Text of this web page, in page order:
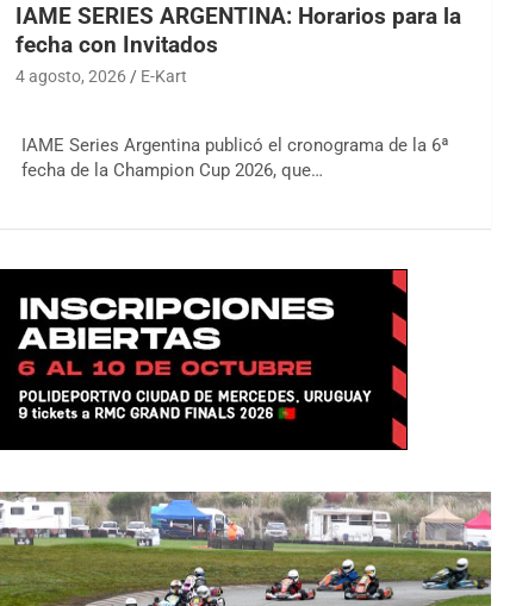
IAME SERIES ARGENTINA: Horarios para la
fecha con Invitados
4 agosto, 2026 E-Kart
IAME Series Argentina publicó el cronograma de la 6ª
fecha de la Champion Cup 2026, que…